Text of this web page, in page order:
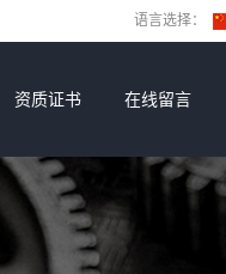
语言选择：
资质证书 在线留言